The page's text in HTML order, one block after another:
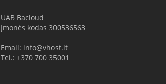
UAB Bacloud
Įmonės kodas 300536563
Email: info@vhost.lt
Tel.: +370 700 35001